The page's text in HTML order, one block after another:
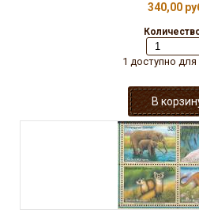
340,00
1 доступно для